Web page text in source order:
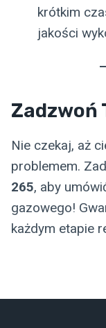
krótkim
jakości
Zadzwoń
Nie czekaj, aż
problemem.
265, aby
gazowego!
każdym etapie